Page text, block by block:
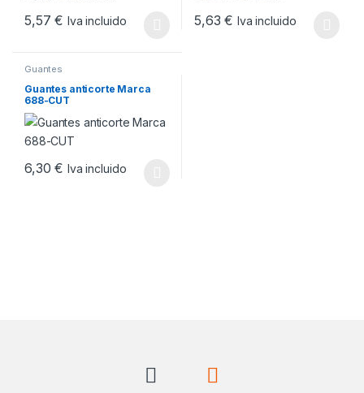
5,57€ Iva incluido
5,63€ Iva incluido
Guantes
Guantes anticorte Marca
688-CUT
6,30€ Iva incluido